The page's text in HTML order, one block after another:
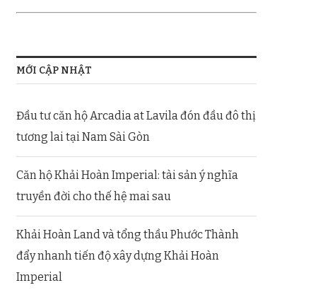
MỚI CẬP NHẬT
Đầu tư căn hộ Arcadia at Lavila đón đầu đô thị
tương lai tại Nam Sài Gòn
Căn hộ Khải Hoàn Imperial: tài sản ý nghĩa
truyền đời cho thế hệ mai sau
Khải Hoàn Land và tổng thầu Phước Thành
đẩy nhanh tiến độ xây dựng Khải Hoàn
Imperial